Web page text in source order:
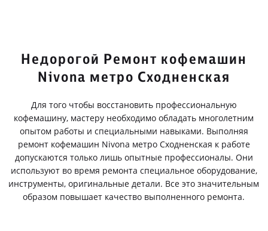
Недорогой Ремонт кофемашин
Nivona метро Сходненская
Для того чтобы восстановить профессиональную
кофемашину, мастеру необходимо обладать многолетним
опытом работы и специальными навыками. Выполняя
ремонт кофемашин Nivona метро Сходненская к работе
допускаются только лишь опытные профессионалы. Они
используют во время ремонта специальное оборудование,
инструменты, оригинальные детали. Все это значительным
образом повышает качество выполненного ремонта.